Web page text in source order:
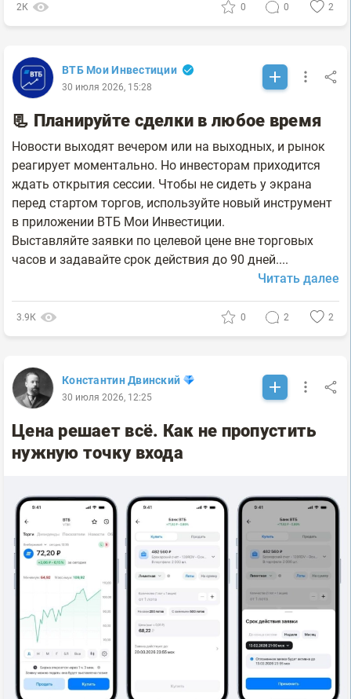
2К 0 0 2
ВТБ Мои Инвестиции
30 июля 2026, 15:28
📃 Планируйте сделки в любое время
Новости выходят вечером или на выходных, и рынок
реагирует моментально. Но инвесторам приходится
ждать открытия сессии. Чтобы не сидеть у экрана
перед стартом торгов, используйте новый инструмент
в приложении ВТБ Мои Инвестиции.
Выставляйте заявки по целевой цене вне торговых
часов и задавайте срок действия до 90 дней....
Читать далее
3.9К 0 2 2
Константин Двинский
30 июля 2026, 12:25
Цена решает всё. Как не пропустить
нужную точку входа